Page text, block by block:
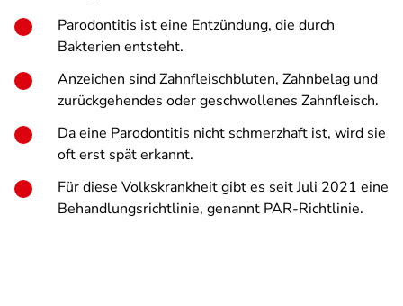
Parodontitis ist eine Entzündung, die durch
Bakterien entsteht.
Anzeichen sind Zahnfleischbluten, Zahnbelag und
zurückgehendes oder geschwollenes Zahnfleisch.
Da eine Parodontitis nicht schmerzhaft ist, wird sie
oft erst spät erkannt.
Für diese Volkskrankheit gibt es seit Juli 2021 eine
Behandlungsrichtlinie, genannt PAR-Richtlinie.